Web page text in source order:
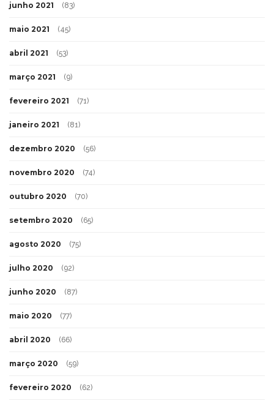
junho 2021 (83)
maio 2021 (45)
abril 2021 (53)
março 2021 (9)
fevereiro 2021 (71)
janeiro 2021 (81)
dezembro 2020 (56)
novembro 2020 (74)
outubro 2020 (70)
setembro 2020 (65)
agosto 2020 (75)
julho 2020 (92)
junho 2020 (87)
maio 2020 (77)
abril 2020 (66)
março 2020 (59)
fevereiro 2020 (62)